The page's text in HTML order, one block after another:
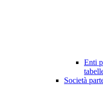
Enti
Società